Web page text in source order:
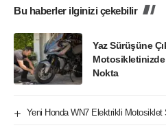
Bu haberler ilginizi çekebilir
Yaz Sürüşüne
Nokta
Yeni Honda WN7 Elektrikli Motosiklet